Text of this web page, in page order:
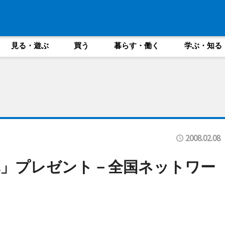
見る・遊ぶ 買う 暮らす・働く 学ぶ・知る
2008.02.08
プレゼント－全国ネットワー